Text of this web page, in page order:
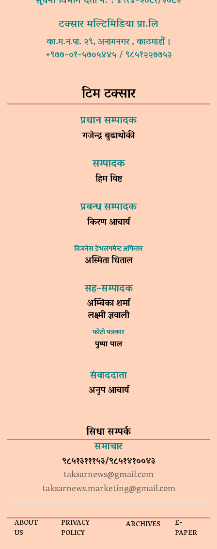
टक्सार मल्टिमिडिया प्रा.लि
का.म.न.पा. २९, अनामनगर , काठमाडौं ।
+९७७-०१-५७०५४४५ / ९८५१२२७७५३
टिम टक्सार
प्रधान सम्पादक
गजेन्द्र बुढाथोकी
सम्पादक
हिम विष्ट
प्रबन्ध सम्पादक
किरण आचार्य
विजनेस डेभलपमेन्ट अफिसर
अस्मिता धिताल
सह–सम्पादक
अम्बिका शर्मा
लक्ष्मी ज्ञवाली
फोटो पत्रकार
पुष्पा पाल
संवाददाता
अनुप आचार्य
सिधा सम्पर्क
समाचार
९८५१३१११५३/९८५१४१००४३
taksarnews@gmail.com
taksarnews.marketing@gmail.com
ABOUT
US
PRIVACY
POLICY
ARCHIVES E-
PAPER